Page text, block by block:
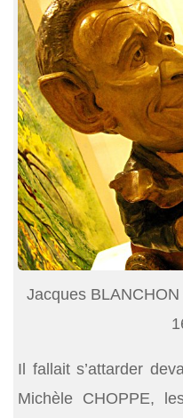
Jacques
Il fallait s’attarder
Michèle CHOPPE,